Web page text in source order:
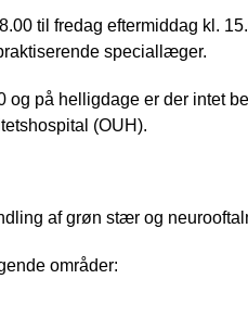
til fredag eftermiddag kl.
speciallæger.
på helligdage er der intet
(OUH).
af grøn stær og
områder: